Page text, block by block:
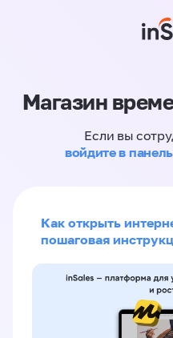
Магазин
Если вы
войдите в
Как открыть
пошаговая